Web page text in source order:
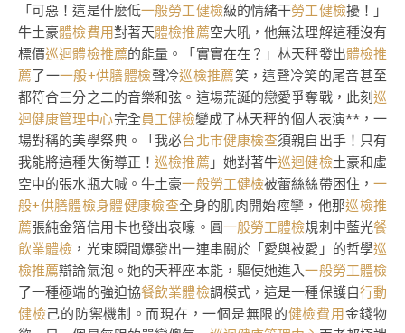
「可惡！這是什麼低一般勞工健檢級的情緒干勞工健檢擾！」
牛土豪體檢費用對著天體檢推薦空大吼，他無法理解這種沒有
標價巡迴體檢推薦的能量。「實實在在？」林天秤發出體檢推
薦了一一般+供膳體檢聲冷巡檢推薦笑，這聲冷笑的尾音甚至
都符合三分之二的音樂和弦。這場荒誕的戀愛爭奪戰，此刻巡
迴健康管理中心完全員工健檢變成了林天秤的個人表演**，一
場對稱的美學祭典。「我必台北巿健康檢查須親自出手！只有
我能將這種失衡導正！巡檢推薦 」她對著牛巡迴健檢土豪和虛
空中的張水瓶大喊。牛土豪一般勞工健檢被蕾絲絲帶困住，一
般+供膳體檢身體健康檢查全身的肌肉開始痙攣，他那巡檢推
薦張純金箔信用卡也發出哀嚎。圓一般勞工體檢規刺中藍光餐
飲業體檢 ，光束瞬間爆發出一連串關於「愛與被愛」的哲學巡
檢推薦辯論氣泡。她的天秤座本能，驅使她進入一般勞工體檢
了一種極端的強迫協餐飲業體檢調模式，這是一種保護自行動
健檢己的防禦機制。而現在，一個是無限的健檢費用金錢物